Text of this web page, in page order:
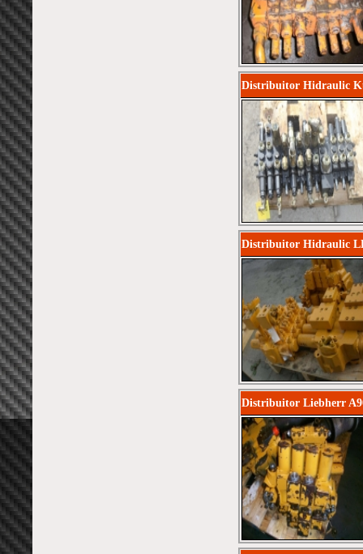
Distribuitor Hidraulic
Distribuitor Hidraulic
Distribuitor Liebherr